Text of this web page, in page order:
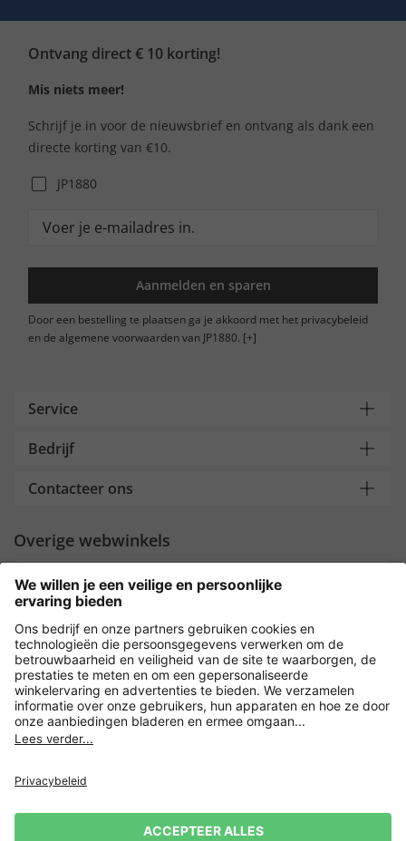
Ontvang direct € 10 korting!
Mis niets meer!
Schrijf je in voor de nieuwsbrief en ontvang als dank een
directe korting van €10.
JP1880
Aanmelden en sparen
Door een bestelling te plaatsen ga je akkoord met het privacybeleid
en de algemene voorwaarden van JP1880. [+]
Service
Bedrijf
Contacteer ons
Overige webwinkels
Nederland
Payment and Delivery
Versleuteling met
Verkoopvoorwaarden
Leveringsvoorwaarden